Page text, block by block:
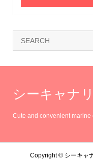
シーキャナ
Cute and convenient marine
Copyright © シーキャ